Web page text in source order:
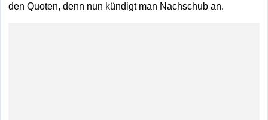
den Quoten, denn nun kündigt man Nachschub an.